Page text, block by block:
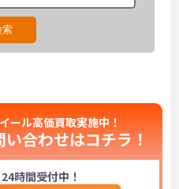
ール高価買取実施中！
い合わせはコチラ！
時間受付中！